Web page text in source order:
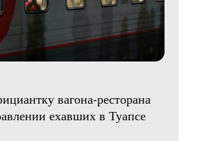
вагона-ресторана
ехавших в Туапсе